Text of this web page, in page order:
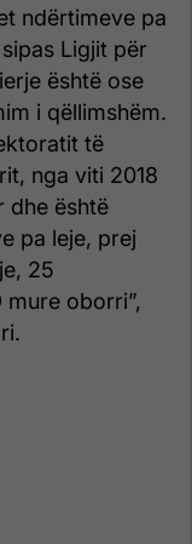
ndërtimeve pa
Ligjit për
është ose
i qëllimshëm.
të
nga viti 2018
dhe është
pa leje, prej
25
oborri”,